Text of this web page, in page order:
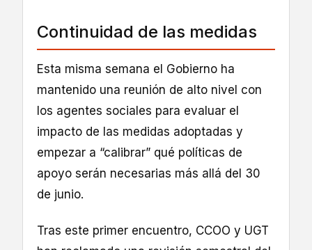
Continuidad de las medidas
Esta misma semana el Gobierno ha
mantenido una reunión de alto nivel con
los agentes sociales para evaluar el
impacto de las medidas adoptadas y
empezar a “calibrar” qué políticas de
apoyo serán necesarias más allá del 30
de junio.
Tras este primer encuentro, CCOO y UGT